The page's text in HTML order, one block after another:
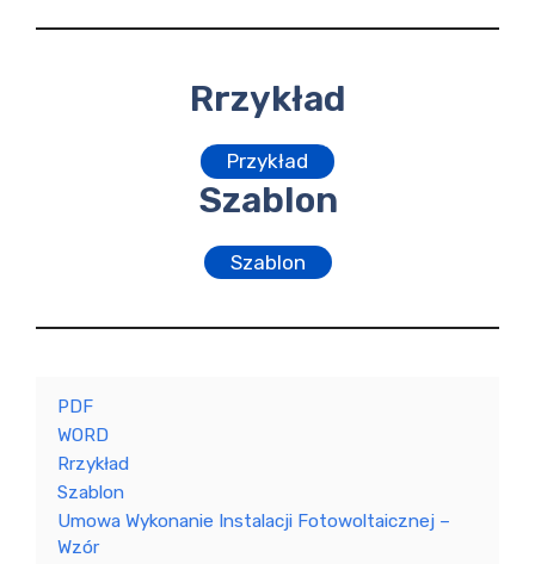
Rrzykład
Przykład
Szablon
Szablon
PDF
WORD
Rrzykład
Szablon
Umowa Wykonanie Instalacji Fotowoltaicznej –
Wzór